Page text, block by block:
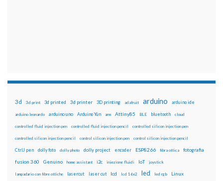
3d 3d print 3d printed 3d printer 3D printing adafruit arduino arduino ide
arduino leonardo arduino uno Arduino Yún arm Attiny85 BLE bluetooth cloud
controlled fluid injection pen controlled fluid injection pencil controlled silicon injection pen
controlled silicon injection pencil control silicon injection pen control silicon injection pencil
CtrlJ pen dolly foto dolly photo dolly project encoder ESP8266 fibra ottica fotografia
fusion 360 Genuino home assistant i2c iniezione fluidi IoT joystick
lampadario con fibre ottiche lasercut laser cut lcd lcd 16x2 led led rgb Linux